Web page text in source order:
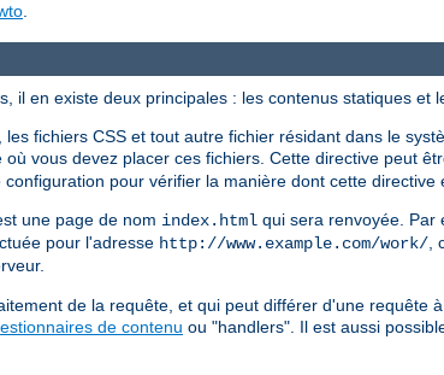
.
en existe deux principales : les contenus statiques et
fichiers CSS et tout autre fichier résidant dans le
vous devez placer ces fichiers. Cette directive peut
pour vérifier la manière dont cette directive
une page de nom index.html qui sera renvoyée. Par
pour l'adresse http://www.example.com/work/
de la requête, et qui peut différer d'une requête
de contenu ou "handlers". Il est aussi